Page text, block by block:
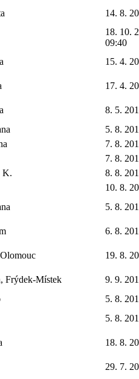
14. 8.
18. 10.
09:40
15. 4.
17. 4.
8. 5.
5. 8.
7. 8.
7. 8.
K.
8. 8.
10. 8.
5. 8.
6. 8.
19. 8.
Frýdek-Místek
9. 9.
5. 8.
5. 8.
18. 8.
29. 7.